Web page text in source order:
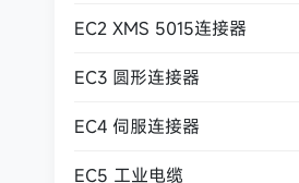
EC2 XMS 5015连接器
EC3 圆形连接器
EC4 伺服连接器
EC5 工业电缆